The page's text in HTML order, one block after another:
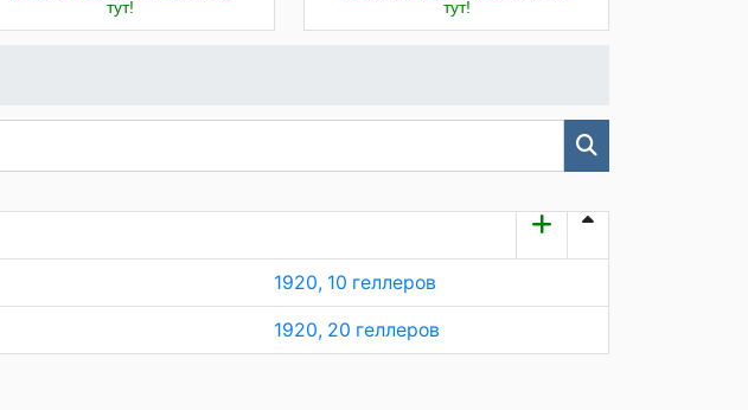
тут!
тут!
1920, 10 геллеров
1920, 20 геллеров